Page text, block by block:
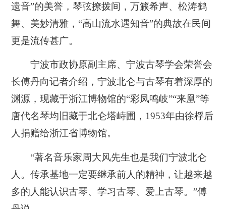
遗音”的美誉，琴弦撩拨间，万籁希声、松涛鹤
舞、美妙清雅，“高山流水遇知音”的典故在民间
更是流传甚广。
宁波市政协原副主席、宁波古琴学会荣誉会
长傅丹向记者介绍，宁波北仑与古琴有着深厚的
渊源，现藏于浙江博物馆的“彩凤鸣岐”“来凰”等
唐代名琴均旧藏于北仑塔峙圃，1953年由徐桴后
人捐赠给浙江省博物馆。
“著名音乐家周大风先生也是我们宁波北仑
人。传承基地一定要继承前人的精神，让越来越
多的人能认识古琴、学习古琴、爱上古琴。”傅